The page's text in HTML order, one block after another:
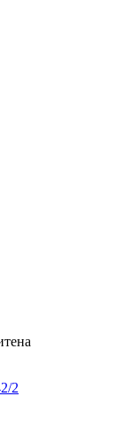
2